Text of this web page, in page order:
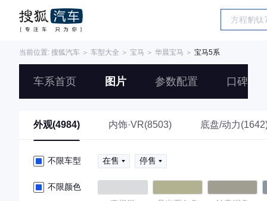
当前位置: 搜狐汽车 ＞ 车型大全 ＞ 宝马 ＞ 华晨宝马 ＞ 宝马5系
车系首页 图片 参数配置 口碑
外观(4984) 内饰·VR(8503) 底盘/动力
不限车型 在售 停售
不限颜色